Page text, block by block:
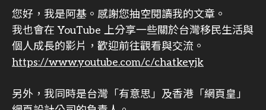
您好，我是阿基。感謝您抽空閱讀我的文章。
我也會在 YouTube 上分享一些關於台灣移民生活與
個人成長的影片，歡迎前往觀看與交流。
https://www.youtube.com/c/chatkeyjk
另外，我同時是台灣「有意思」及香港「網頁皇」